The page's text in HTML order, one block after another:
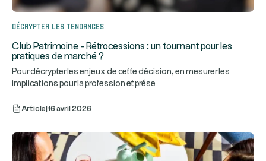
Décrypter les tendances
Club Patrimoine - Rétrocessions : un tournant pour les
pratiques de marché ?
Pour décrypter les enjeux de cette décision, en mesurer les
implications pour la profession et prése
Article 16 avril 2026